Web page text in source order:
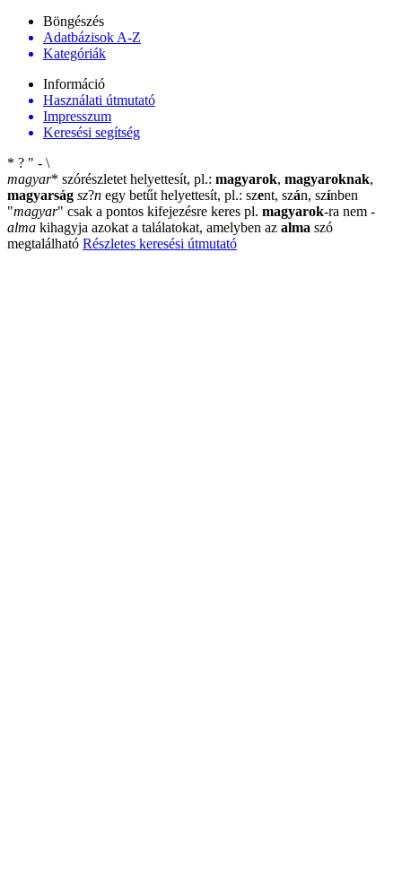
Böngészés
Adatbázisok A-Z
Kategóriák
Információ
Használati útmutató
Impresszum
Keresési segítség
* ? " - \
magyar* szórészletet helyettesít, pl.: magyarok, magyaroknak,
magyarság sz?n egy betűt helyettesít, pl.: szent, szán, színben
"magyar" csak a pontos kifejezésre keres pl. magyarok-ra nem -
alma kihagyja azokat a találatokat, amelyben az alma szó
megtalálható Részletes keresési útmutató